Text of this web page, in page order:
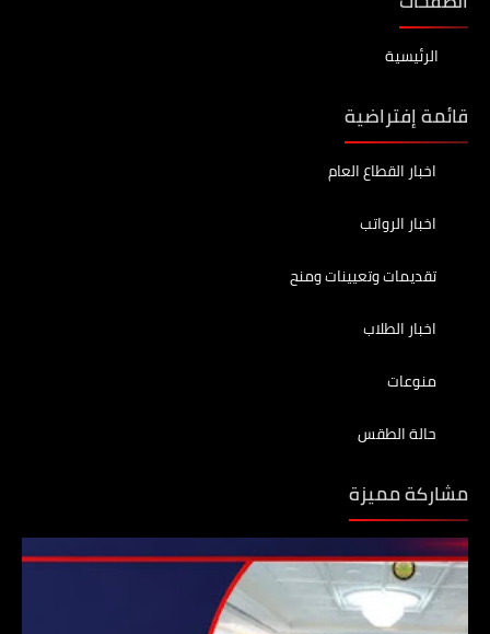
الرئيسية
قائمة إفتراضية
اخبار القطاع العام
اخبار الرواتب
تقديمات وتعيينات ومنح
اخبار الطلاب
منوعات
حالة الطقس
مشاركة مميزة